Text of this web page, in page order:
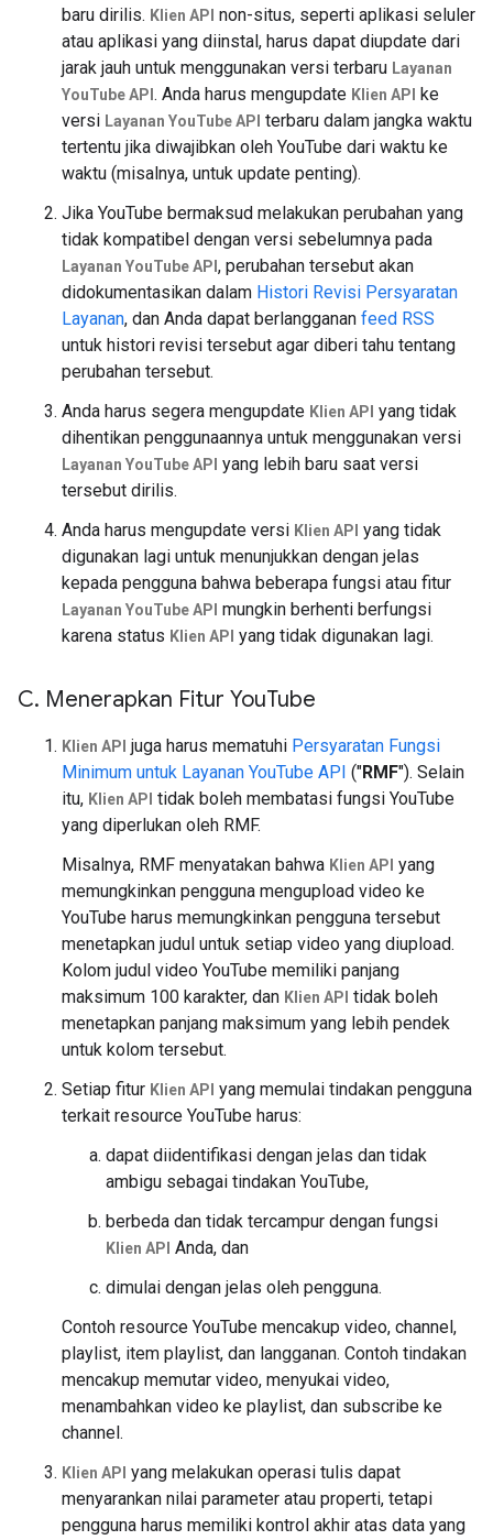
baru dirilis. Klien API non-situs, seperti aplikasi seluler
atau aplikasi yang diinstal, harus dapat diupdate dari
jarak jauh untuk menggunakan versi terbaru Layanan
YouTube API . Anda harus mengupdate Klien API ke
versi Layanan YouTube API terbaru dalam jangka waktu
tertentu jika diwajibkan oleh YouTube dari waktu ke
waktu (misalnya, untuk update penting).
Jika YouTube bermaksud melakukan perubahan yang
tidak kompatibel dengan versi sebelumnya pada
Layanan YouTube API , perubahan tersebut akan
didokumentasikan dalam Histori Revisi Persyaratan
Layanan, dan Anda dapat berlangganan feed RSS
untuk histori revisi tersebut agar diberi tahu tentang
perubahan tersebut.
Anda harus segera mengupdate Klien API yang tidak
dihentikan penggunaannya untuk menggunakan versi
Layanan YouTube API yang lebih baru saat versi
tersebut dirilis.
Anda harus mengupdate versi Klien API yang tidak
digunakan lagi untuk menunjukkan dengan jelas
kepada pengguna bahwa beberapa fungsi atau fitur
Layanan YouTube API mungkin berhenti berfungsi
karena status Klien API yang tidak digunakan lagi.
C. Menerapkan Fitur YouTube
Klien API juga harus mematuhi Persyaratan Fungsi
Minimum untuk Layanan YouTube API ("RMF"). Selain
itu, Klien API tidak boleh membatasi fungsi YouTube
yang diperlukan oleh RMF.
Misalnya, RMF menyatakan bahwa Klien API yang
memungkinkan pengguna mengupload video ke
YouTube harus memungkinkan pengguna tersebut
menetapkan judul untuk setiap video yang diupload.
Kolom judul video YouTube memiliki panjang
maksimum 100 karakter, dan Klien API tidak boleh
menetapkan panjang maksimum yang lebih pendek
untuk kolom tersebut.
Setiap fitur Klien API yang memulai tindakan pengguna
terkait resource YouTube harus:
dapat diidentifikasi dengan jelas dan tidak
ambigu sebagai tindakan YouTube,
berbeda dan tidak tercampur dengan fungsi
Klien API Anda, dan
dimulai dengan jelas oleh pengguna.
Contoh resource YouTube mencakup video, channel,
playlist, item playlist, dan langganan. Contoh tindakan
mencakup memutar video, menyukai video,
menambahkan video ke playlist, dan subscribe ke
channel.
Klien API yang melakukan operasi tulis dapat
menyarankan nilai parameter atau properti, tetapi
pengguna harus memiliki kontrol akhir atas data yang